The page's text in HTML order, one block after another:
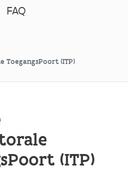
FAQ
ToegangsPoort (ITP)
(ITP)